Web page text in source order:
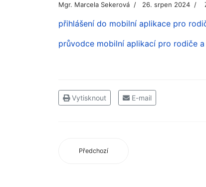
Mgr. Marcela Sekerová 26. srpen 2024
přihlášení do mobilní aplikace pro
průvodce mobilní aplikací pro rodiče
Vytisknout E-mail
Předchozí